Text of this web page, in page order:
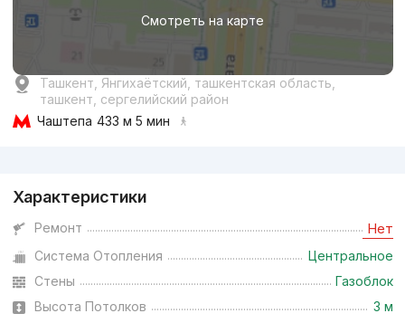
+998 (71) 203...
Комфорт
от11 млн сум
5
Сдан 2023,EVIN
ЖК «S-Tower»
+998 (97) 118...
Смотреть на карте
Ташкент, Янгихаётский, ташкентская область,
ташкент, сергелийский район
Чаштепа 433 м 5 мин
Характеристики
Ремонт Нет
Система Отопления
Центральное
Стены
Газоблок
Высота Потолков
3 м